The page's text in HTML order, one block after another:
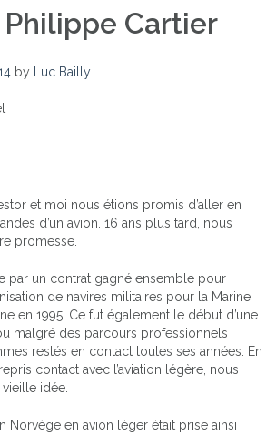
Philippe Cartier
by Luc Bailly
et moi nous étions promis d’aller en
d’un avion. 16 ans plus tard, nous
promesse.
par un contrat gagné ensemble pour
de navires militaires pour la Marine
en 1995. Ce fut également le début d’une
malgré des parcours professionnels
restés en contact toutes ses années. En
contact avec l’aviation légère, nous
idée.
Norvège en avion léger était prise ainsi